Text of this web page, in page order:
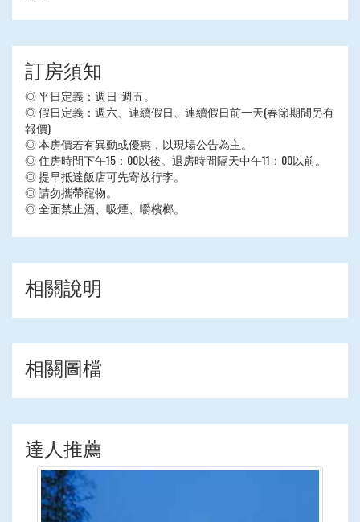
訂房須知
◎ 平日定義：週日-週五。
◎ 假日定義：週六、連續假日、連續假日前一天(春節期間另有
報價)
◎ 本房價若有異動或優惠，以現場公告為主。
◎ 住房時間下午15：00以後。退房時間隔天中午11：00以前。
◎ 提早抵達飯店可先寄放行李。
◎ 請勿攜帶寵物。
◎ 全面禁止酒、吸煙、嚼檳榔。
相關說明
相關圖檔
達人推薦